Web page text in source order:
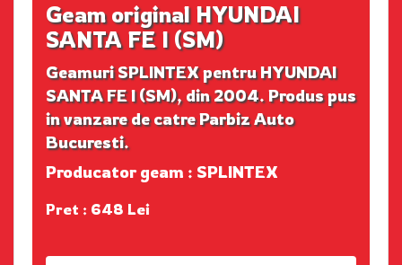
Geam original HYUNDAI
SANTA FE I (SM)
Geamuri SPLINTEX pentru HYUNDAI
SANTA FE I (SM), din 2004. Produs pus
in vanzare de catre Parbiz Auto
Bucuresti.
Producator geam : SPLINTEX
Pret : 648 Lei